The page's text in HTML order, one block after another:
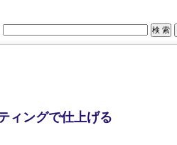
ィングで仕上げる